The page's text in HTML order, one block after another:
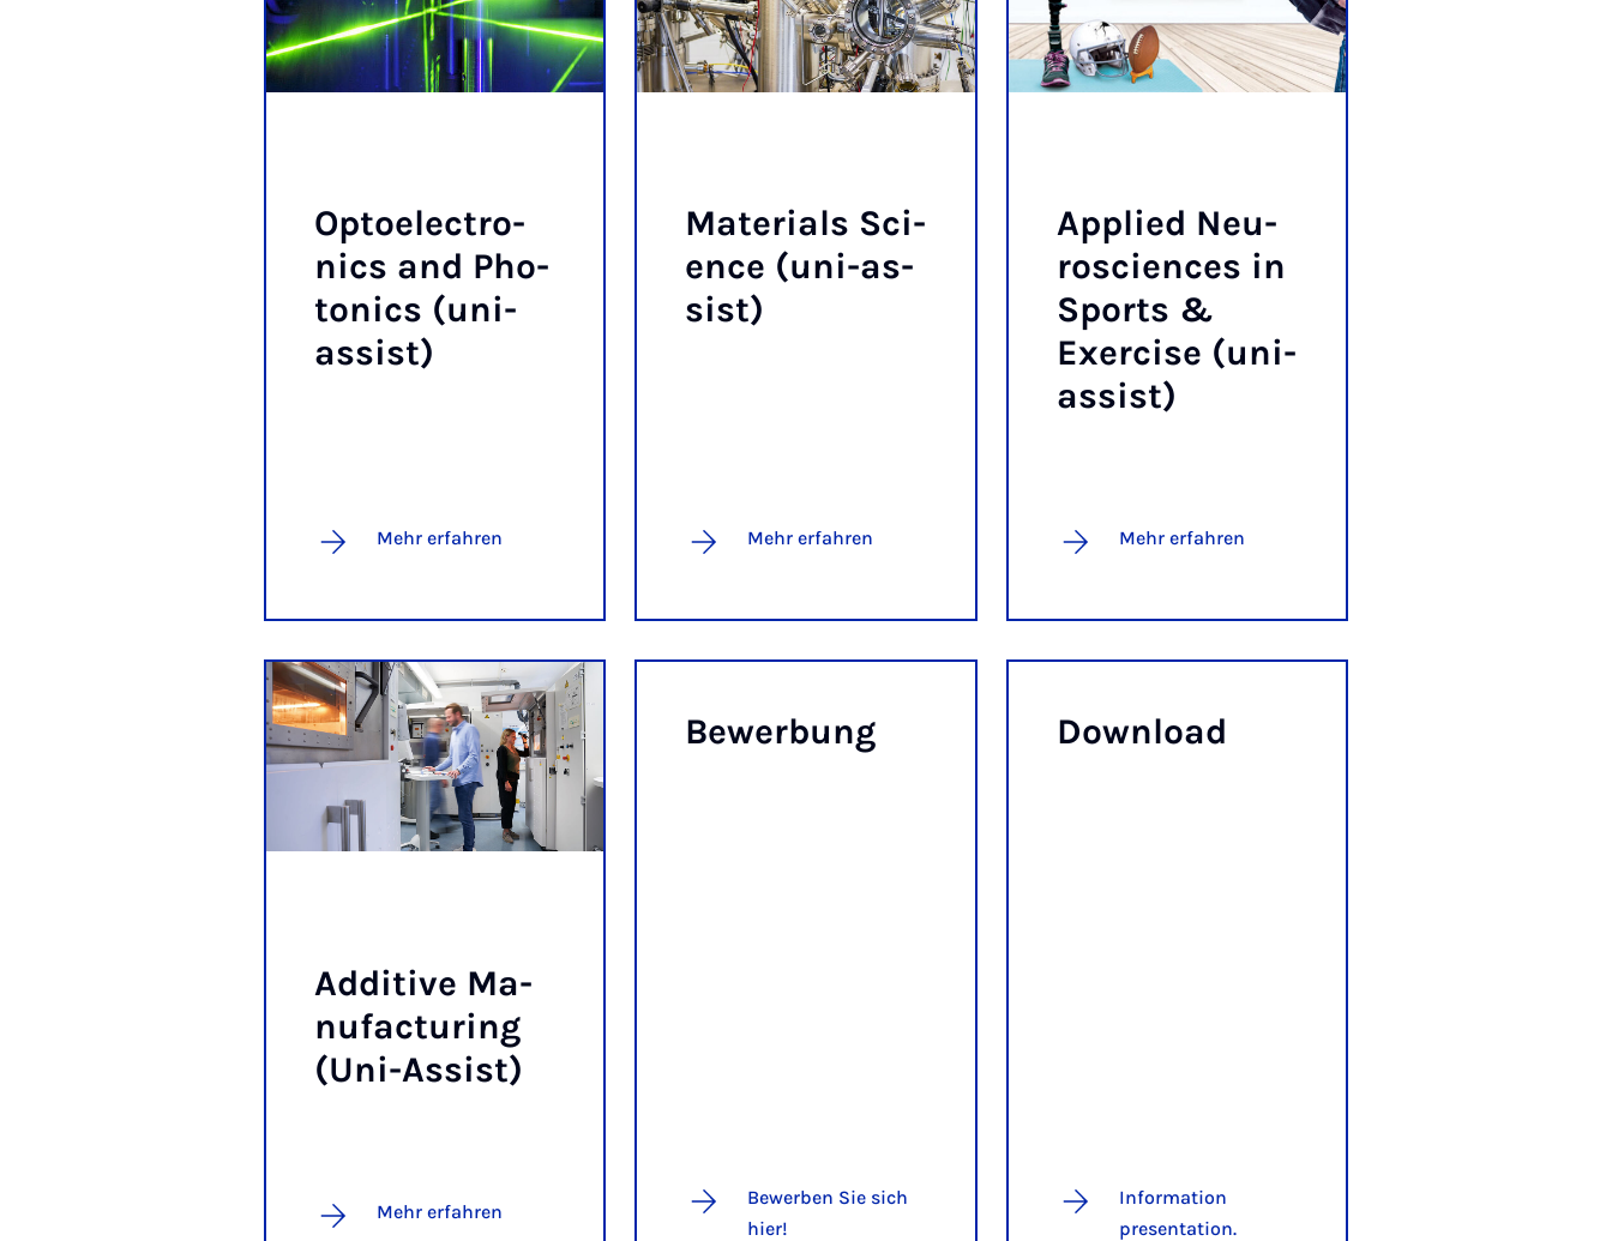
Op­to­elec­tro­
nics and Pho­
to­nics (uni-
as­sist)
Mehr erfahren
Ma­te­ri­a­ls Sci­
ence (uni-as­
sist)
Mehr erfahren
Ap­p­lied Neu­
ros­ciences in
Sports &
Exer­ci­se (uni-
as­sist)
Mehr erfahren
Ad­di­ti­ve Ma­
nu­fac­tu­ring
(Uni-As­sist)
Mehr erfahren
Be­wer­bung
Bewerben Sie sich
hier!
Dow­n­load
Information
presentation.